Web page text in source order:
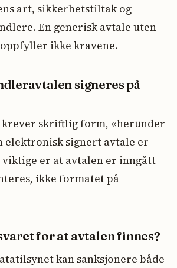
art, sikkerhetstiltak og
En generisk avtale uten
ikke kravene.
signeres på
skriftlig form, «herunder
elektronisk signert avtale er
er at avtalen er inngått
ikke formatet på
for at avtalen finnes?
kan sanksjonere både